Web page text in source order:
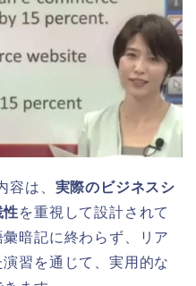
は、 実際のビジネスシ
性を重視して設計されて
暗記に終わらず、リア
習を通じて、実用的な